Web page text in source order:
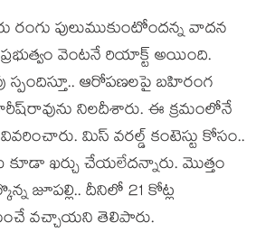
పులుముకుంటోంద‌న్న వాద‌న
వెంటనే రియాక్ట్ అయింది.
స్పందిస్తూ.. ఆరోప‌ణ‌ల‌పై బ‌హిరంగ
నిల‌దీశారు. ఈ క్ర‌మంలోనే
మిస్ వ‌ర‌ల్డ్ కంటెస్టు కోసం..
కూడా ఖ‌ర్చు చేయలేద‌న్నారు. మొత్తం
జూప‌ల్లి.. దీనిలో 21 కోట్ల
వ‌చ్చాయ‌ని తెలిపారు.